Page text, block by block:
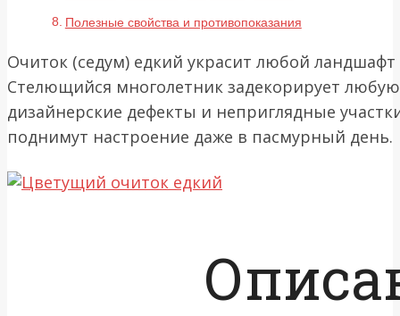
Полезные свойства и противопоказания
Очиток (седум) едкий украсит любой
Стелющийся многолетник задекорирует
дизайнерские дефекты и неприглядные
поднимут настроение даже в пасмурный день.